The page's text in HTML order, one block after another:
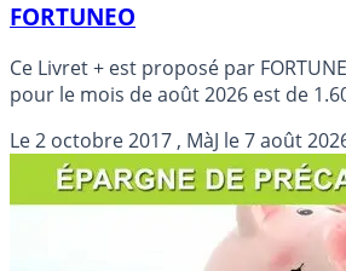
FORTUNEO
Ce Livret + est proposé par
pour le mois de août 2026 est de
Le2 octobre 2017 , MàJ le7 août